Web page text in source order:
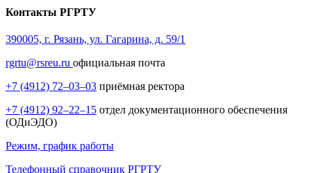
Контакты РГРТУ
390005, г. Рязань, ул. Гагарина, д. 59/1
rgrtu@rsreu.ru официальная почта
+7 (4912) 72–03–03 приёмная ректора
+7 (4912) 92–22–15 отдел документационного обеспечения
(ОДиЭДО)
Режим, график работы
Телефонный справочник РГРТУ